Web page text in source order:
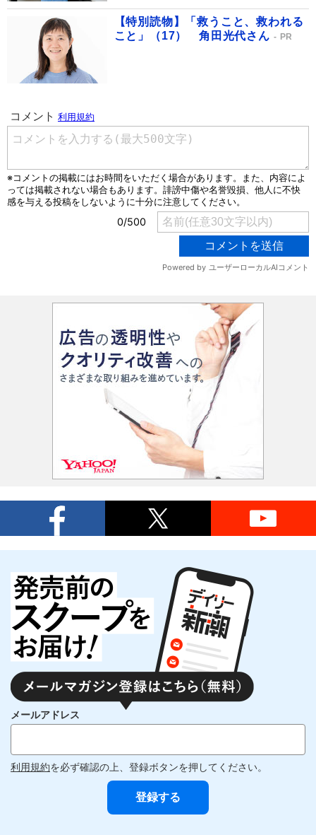
【特別読物】「救うこと、救われる
こと」（17） 角田光代さん
PR
メールアドレス
利用規約を必ず確認の上、登録ボタンを押してください。